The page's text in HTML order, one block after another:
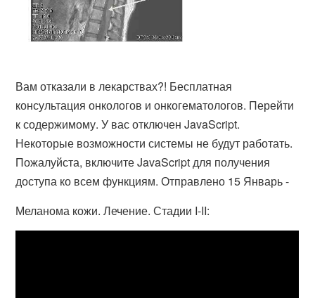
Вам отказали в лекарствах?! Бесплатная
консультация онкологов и онкогематологов. Перейти
к содержимому. У вас отключен JavaScript.
Некоторые возможности системы не будут работать.
Пожалуйста, включите JavaScript для получения
доступа ко всем функциям. Отправлено 15 Январь -
Меланома кожи. Лечение. Стадии I-II: